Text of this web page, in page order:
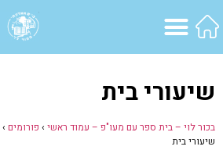
שיעורי בית
בכור לוי – בית ספר עם מעו"פ – עמוד ראשי › פורומים ›
שיעורי בית